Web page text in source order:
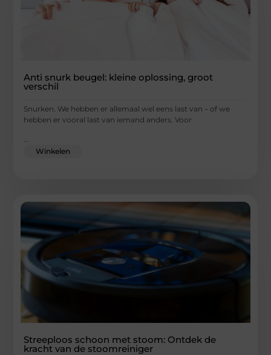
Anti snurk beugel: kleine oplossing, groot
verschil
Snurken. We hebben er allemaal wel eens last van – of we
hebben er vooral last van iemand anders. Voor
Winkelen
Streeploos schoon met stoom: Ontdek de
kracht van de stoomreiniger